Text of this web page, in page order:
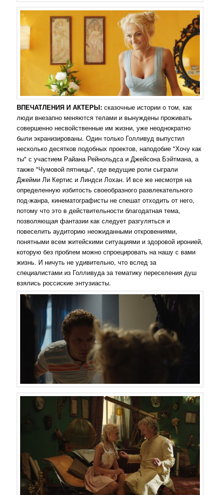
ВПЕЧАТЛЕНИЯ И АКТЕРЫ:сказочные истории о том, как
люди внезапно меняются телами и вынуждены проживать
совершенно несвойственные им жизни, уже неоднократно
были экранизированы. Один только Голливуд выпустил
несколько десятков подобных проектов, наподобие "Хочу как
ты" с участием Райана Рейнольдса и Джейсона Бэйтмана, а
также "Чумовой пятницы", где ведущие роли сыграли
Джейми Ли Кертис и Линдси Лохан. И все же несмотря на
определенную избитость своеобразного развлекательного
под-жанра, кинематографисты не спешат отходить от него,
потому что это в действительности благодатная тема,
позволяющая фантазии как следует разгуляться и
повеселить аудиторию неожиданными откровениями,
понятными всем житейскими ситуациями и здоровой иронией,
которую без проблем можно спроецировать на нашу с вами
жизнь. И ничуть не удивительно, что вслед за
специалистами из Голливуда за тематику переселения душ
взялись россиские энтузиасты.